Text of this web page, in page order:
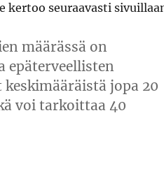
kertoo seuraavasti
määrässä on
epäterveellisten
jopa 20
voi tarkoittaa 40